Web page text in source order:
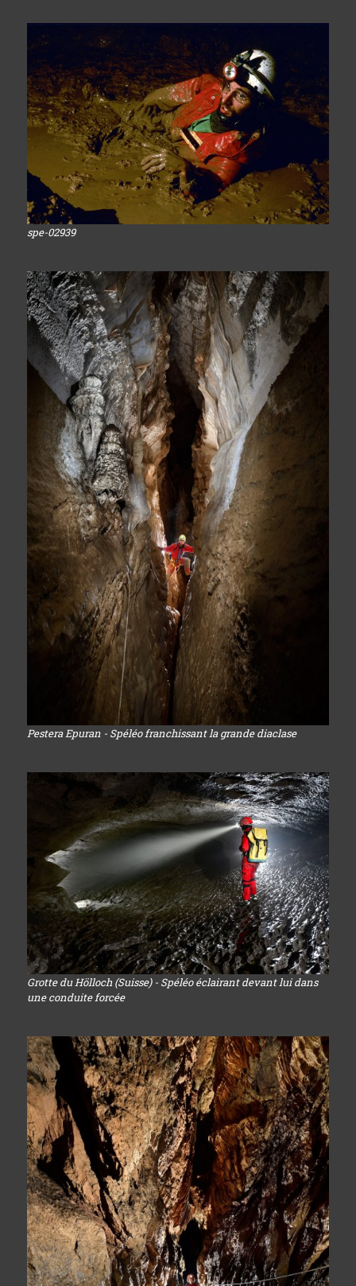
spe-02939
Pestera Epuran - Spéléo franchissant la grande diaclase
Grotte du Hölloch (Suisse) - Spéléo éclairant devant lui dans
une conduite forcée